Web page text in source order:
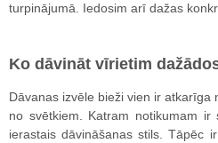
turpinājumā. Iedosim arī dažas
Ko dāvināt vīrietim
Dāvanas izvēle bieži vien ir
no svētkiem. Katram notikumam
ierastais dāvināšanas stils. Tāpēc